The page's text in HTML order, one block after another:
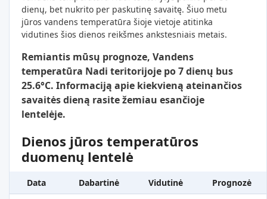
dienų, bet nukrito per paskutinę savaitę. Šiuo metu
jūros vandens temperatūra šioje vietoje atitinka
vidutines šios dienos reikšmes ankstesniais metais.
Remiantis mūsų prognoze, Vandens
temperatūra Nadi teritorijoje po 7 dienų bus
25.6°C. Informaciją apie kiekvieną ateinančios
savaitės dieną rasite žemiau esančioje
lentelėje.
Dienos jūros temperatūros
duomenų lentelė
Data Dabartinė Vidutinė
Prognozė